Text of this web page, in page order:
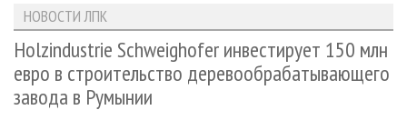
ЛЕСОЗАГОТОВКА
ЛЕСОПИЛЕНИЕ
ДЕРЕВООБРАБОТКА
СУШКА ДРЕВЕСИНЫ
НОВОСТИ ЛПК
НОВОСТИ ЖУРНАЛА
НОВОСТИ КОМПАНИЙ
АНАЛИТИКА
ПРЕДПРИЯТИЯ ЛПК
ЛЕСНЫЕ РЕГИОНЫ РОССИИ
ПЕРСОНЫ
АРХИВ
АРХИВ ЖУРНАЛОВ
СТАТЬИ
О ЖУРНАЛЕ
ПОДПИСКА
КОНТАКТЫ
РЕКЛАМОДАТЕЛЯМ
РЕКЛАМА
НОВОСТИ ЛПК
Holzindustrie Schweighofer инвестирует 150 млн
евро в строительство деревообрабатывающего
завода в Румынии